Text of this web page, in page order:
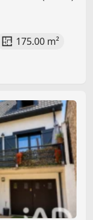
175.00 m²